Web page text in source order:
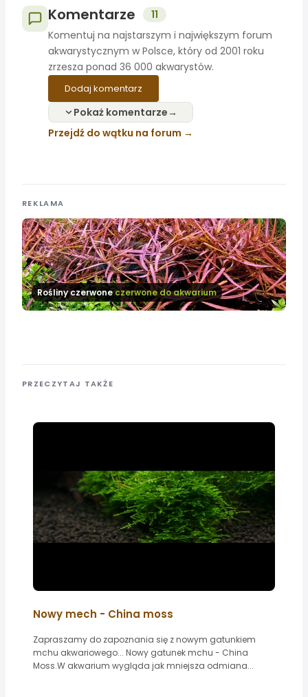
Komentarze
11
Komentuj na najstarszym i największym forum
akwarystycznym w Polsce, który od 2001 roku
zrzesza ponad 36 000 akwarystów.
Dodaj komentarz
Pokaż komentarze
Przejdź do wątku na forum
REKLAMA
Rośliny czerwoneczerwone do akwarium
PRZECZYTAJ TAKŻE
Nowy mech - China moss
Zapraszamy do zapoznania się z nowym gatunkiem
mchu akwariowego... Nowy gatunek mchu - China
Moss.W akwarium wygląda jak mniejsza odmiana...